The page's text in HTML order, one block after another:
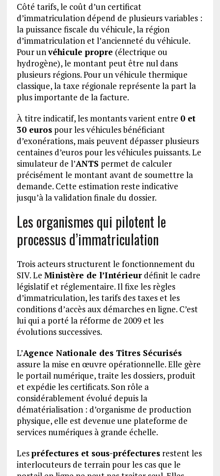
Côté tarifs, le coût d’un certificat
d’immatriculation dépend de plusieurs variables :
la puissance fiscale du véhicule, la région
d’immatriculation et l’ancienneté du véhicule.
Pour unvéhicule propre (électrique ou
hydrogène), le montant peut être nul dans
plusieurs régions. Pour un véhicule thermique
classique, la taxe régionale représente la part la
plus importante de la facture.
À titre indicatif, les montants varient entre 0 et
30 eurospour les véhicules bénéficiant
d’exonérations, mais peuvent dépasser plusieurs
centaines d’euros pour les véhicules puissants. Le
simulateur de l’ANTS permet de calculer
précisément le montant avant de soumettre la
demande. Cette estimation reste indicative
jusqu’à la validation finale du dossier.
Les organismes qui pilotent le
processus d’immatriculation
Trois acteurs structurent le fonctionnement du
SIV. Le Ministère de l’Intérieurdéfinit le cadre
législatif et réglementaire. Il fixe les règles
d’immatriculation, les tarifs des taxes et les
conditions d’accès aux démarches en ligne. C’est
lui qui a porté la réforme de 2009 et les
évolutions successives.
L’Agence Nationale des Titres Sécurisés
assure la mise en œuvre opérationnelle. Elle gère
le portail numérique, traite les dossiers, produit
et expédie les certificats. Son rôle a
considérablement évolué depuis la
dématérialisation : d’organisme de production
physique, elle est devenue une plateforme de
services numériques à grande échelle.
Lespréfectures et sous-préfecturesrestent les
interlocuteurs de terrain pour les cas que le